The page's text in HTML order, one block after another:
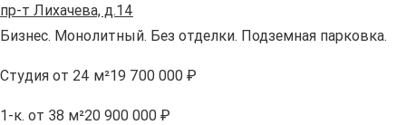
пр-т Лихачева, д.14
Бизнес. Монолитный. Без отделки. Подземная парковка.
Студия от 24 м²19 700 000 ₽
1-к. от 38 м²20 900 000 ₽